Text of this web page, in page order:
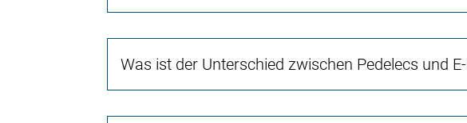
Was ist der Unterschied zwischen Pedelecs und